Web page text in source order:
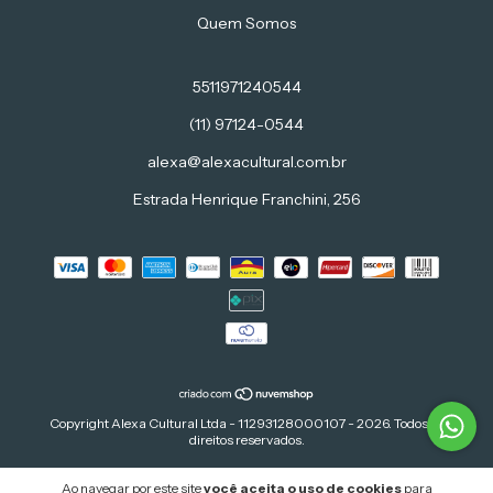
Ao navegar por este sitevocê aceita o uso de cookiespara
Quem Somos
5511971240544
(11) 97124-0544
alexa@alexacultural.com.br
Estrada Henrique Franchini, 256
Copyright Alexa Cultural Ltda - 11293128000107 - 2026. Todos os
direitos reservados.